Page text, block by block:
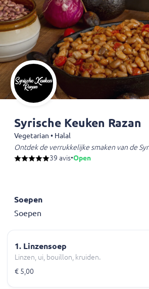
Syrische Keuken Razan
Vegetarian • Halal
Ontdek de verrukkelijke smaken van de
39 avis•Open
Soepen
Soepen
1. Linzensoep
Linzen, ui, bouillon, kruiden.
€ 5,00